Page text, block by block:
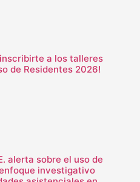
inscribirte a los talleres
de Residentes 2026!
alerta sobre el uso de
investigativo